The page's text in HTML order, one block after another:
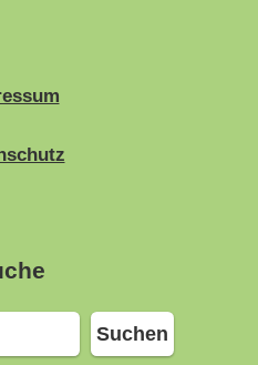
Suchen
Suchen